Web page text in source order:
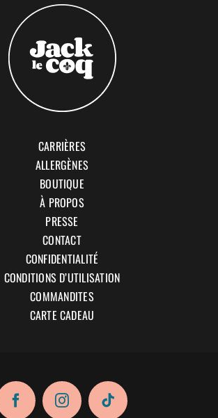
CARRIÈRES
ALLERGÈNES
BOUTIQUE
À PROPOS
PRESSE
CONTACT
CONFIDENTIALITÉ
CONDITIONS D’UTILISATION
COMMANDITES
CARTE CADEAU